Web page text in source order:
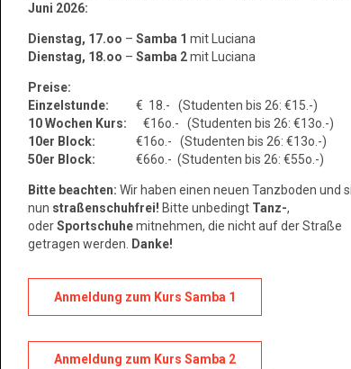
Juni 2026:
Dienstag, 17.oo – Samba 1 mit Luciana
Dienstag, 18.oo – Samba 2mit Luciana
Preise:
Einzelstunde: € 18.- (Studenten bis 26: €15.-)
10 Wochen Kurs:
€16o.- (Studenten bis 26: €13o.-)
10er Block:
€16o.- (Studenten bis 26: €13o.-)
50er Block:
€66o.- (Studenten bis 26: €55o.-)
Bitte beachten: Wir haben einen neuen Tanzboden und
nun straßenschuhfrei! Bitte unbedingt Tanz-,
oderSportschuhemitnehmen, die nicht auf der Straße
getragen werden.
Danke!
Anmeldung zum Kurs Samba 1
Anmeldung zum Kurs Samba 2